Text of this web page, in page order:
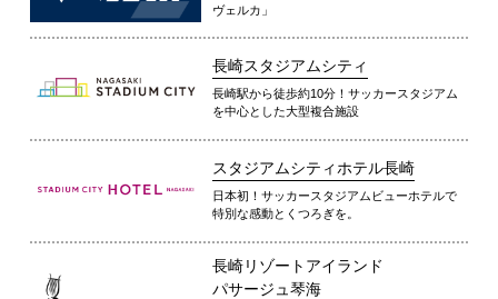
ヴェルカ」
長崎スタジアムシティ
長崎駅から徒歩約10分！サッカースタジアム
を中心とした大型複合施設
スタジアムシティホテル長崎
日本初！サッカースタジアムビューホテルで
特別な感動とくつろぎを。
長崎リゾートアイランド
パサージュ琴海